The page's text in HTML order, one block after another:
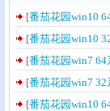
[番茄花园win10
[番茄花园win10
[番茄花园win7 64
[番茄花园win7 32
[番茄花园win10